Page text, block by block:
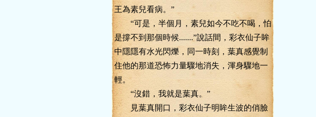
王為素兒看病。”
“可是，半個月，素兒如今不吃不喝，怕
是撐不到那個時候.......”說話間，彩衣仙子眸
中隱隱有水光閃爍，同一時刻，葉真感覺制
住他的那道恐怖力量驟地消失，渾身驟地一
輕。
“沒錯，我就是葉真。”
見葉真開口，彩衣仙子明眸生波的俏臉